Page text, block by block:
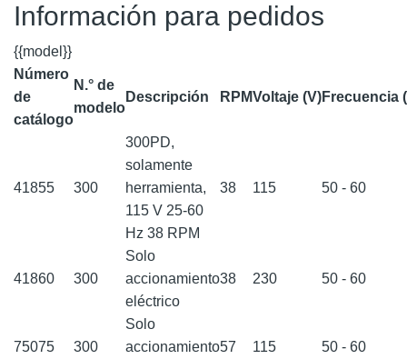
Información para pedidos
{{model}}
Número
de
catálogo
N.° de
modelo
Descripción RPMVoltaje (V)Frecuencia
41855 300
300PD,
solamente
herramienta,
115 V 25-60
Hz 38 RPM
38 115 50 - 60
41860 300
Solo
accionamiento
eléctrico
38 230 50 - 60
75075 300
Solo
accionamiento57 115 50 - 60